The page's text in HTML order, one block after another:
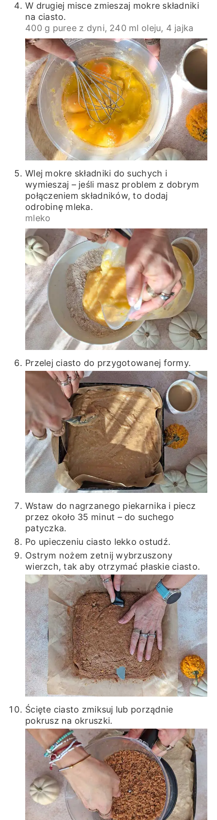
W drugiej misce zmieszaj mokre składniki
na ciasto.
400 g puree z dyni, 240 ml oleju, 4 jajka
Wlej mokre składniki do suchych i
wymieszaj – jeśli masz problem z dobrym
połączeniem składników, to dodaj
odrobinę mleka.
mleko
Przelej ciasto do przygotowanej formy.
Wstaw do nagrzanego piekarnika i piecz
przez około 35 minut – do suchego
patyczka.
Po upieczeniu ciasto lekko ostudź.
Ostrym nożem zetnij wybrzuszony
wierzch, tak aby otrzymać płaskie ciasto.
Ścięte ciasto zmiksuj lub porządnie
pokrusz na okruszki.